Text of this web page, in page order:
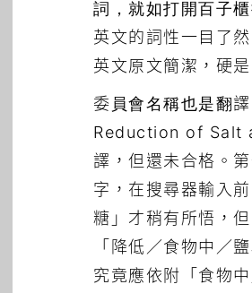
詞，就如打開百子
英文的詞性一目了
英文原文簡潔，硬
委員會名稱也是翻
Reduction of Salt
譯，但還未合格。
字，在搜尋器輸入
糖」才稍有所悟，
「降低／食物中／
究竟應依附「食物